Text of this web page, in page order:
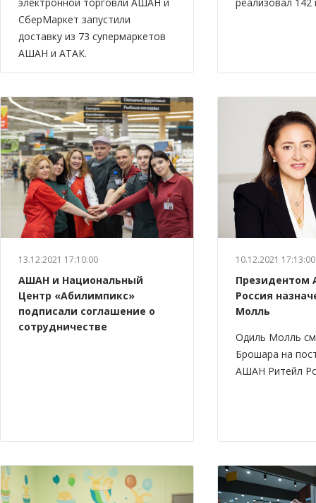
СберМаркет запустили
доставку из 73 супермаркетов
АШАН и АТАК.
13.12.2021 17:10:00
АШАН и Национальный
Центр «Абилимпикс»
подписали соглашение о
сотрудничестве
10.12.2021 17:13:00
Президентом
Россия
Молль
Одиль Молль
Брошара на
АШАН Ритейл